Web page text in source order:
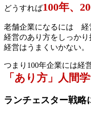
どうすれば100年、
老舗企業になるには 経
経営のあり方をしっかり
経営はうまくいかない。
つまり100年企業には経
「あり方」人間
ランチェスター戦略